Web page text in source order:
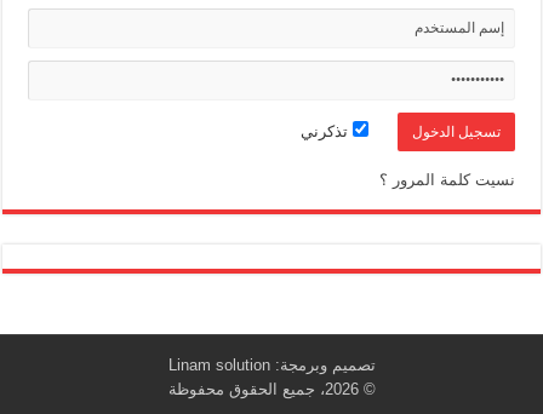
تذكرني
نسيت كلمة المرور ؟
تصميم وبرمجة:Linam solution
© 2026، جميع الحقوق محفوظة